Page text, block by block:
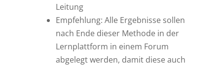
Leitung
Empfehlung: Alle Ergebnisse sollen
nach Ende dieser Methode in der
Lernplattform in einem Forum
abgelegt werden, damit diese auch